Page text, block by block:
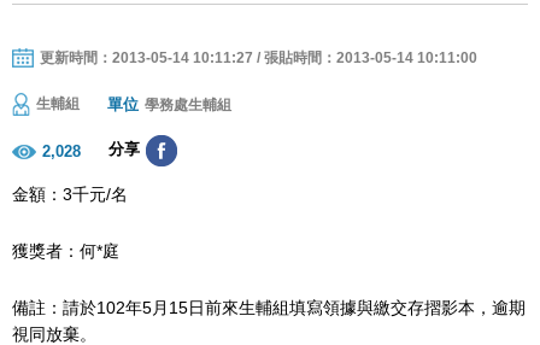
更新時間：2013-05-14 10:11:27 / 張貼時間：2013-05-14 10:11:00
生輔組 單位 學務處生輔組
2,028 分享
金額：3千元/名
獲獎者：何*庭
備註：請於102年5月15日前來生輔組填寫領據與繳交存摺影本，逾期
視同放棄。